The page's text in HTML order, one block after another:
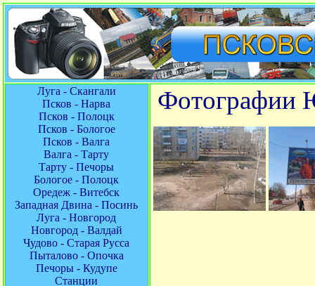
Луга - Скангали
Псков - Нарва
Псков - Полоцк
Псков - Бологое
Псков - Валга
Валга - Тарту
Тарту - Печоры
Бологое - Полоцк
Оредеж - Витебск
Западная Двина - Посинь
Луга - Новгород
Новгород - Валдай
Чудово - Старая Русса
Пыталово - Опочка
Печоры - Кудупе
Станции
Фотографии